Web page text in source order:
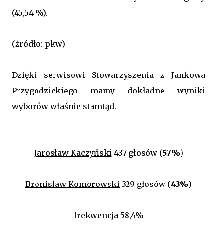
(45,54 %).
(źródło: pkw)
Dzięki serwisowi Stowarzyszenia z Jankowa
Przygodzickiego mamy dokładne wyniki
wyborów właśnie stamtąd.
Jarosław Kaczyński437 głosów (57%)
Bronisław Komorowski 329 głosów (43%)
frekwencja 58,4%